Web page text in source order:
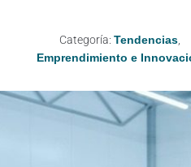
Categoría: Tendencias,
Emprendimiento e